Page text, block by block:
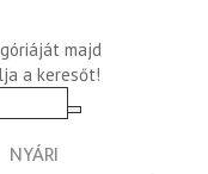
majd
a keresőt!
NYÁRI